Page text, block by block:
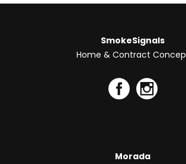
SmokeSignals
Home & Contract
Morada